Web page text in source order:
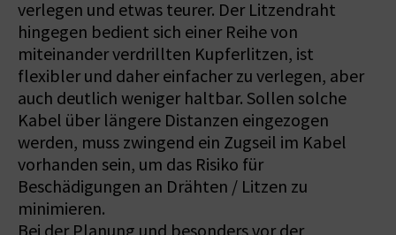
verlegen und etwas teurer. Der Litzendraht
hingegen bedient sich einer Reihe von
miteinander verdrillten Kupferlitzen, ist
flexibler und daher einfacher zu verlegen, aber
auch deutlich weniger haltbar. Sollen solche
Kabel über längere Distanzen eingezogen
werden, muss zwingend ein Zugseil im Kabel
vorhanden sein, um das Risiko für
Beschädigungen an Drähten / Litzen zu
minimieren.